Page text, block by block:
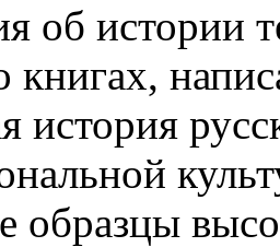
об истории
книгах,
история
образцы